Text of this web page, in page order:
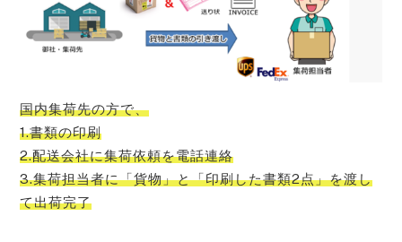
国内集荷先の方で、
1.書類の印刷
2.配送会社に集荷依頼を電話連絡
3.集荷担当者に「貨物」と「印刷した書類2点」を渡し
て出荷完了